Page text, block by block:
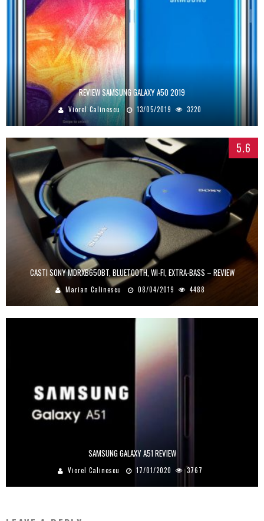
REVIEW SAMSUNG GALAXY A50 2019
Viorel Calinescu 13/05/2019 3220
5.6
CASTI SONY MDRXB650BT, BLUETOOTH, WI-FI, EXTRA-BASS – REVIEW
Marian Calinescu 08/04/2019 4488
SAMSUNG GALAXY A51 REVIEW
Viorel Calinescu 17/01/2020 3767